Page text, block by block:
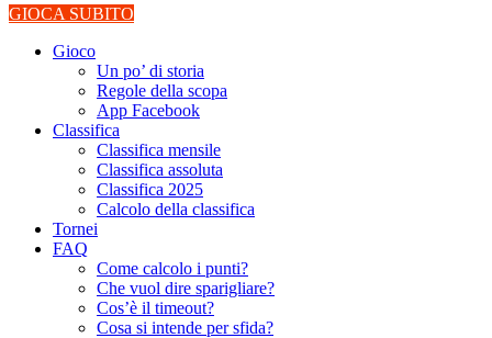
GIOCA SUBITO
Gioco
Un po’ di storia
Regole della scopa
App Facebook
Classifica
Classifica mensile
Classifica assoluta
Classifica 2025
Calcolo della classifica
Tornei
FAQ
Come calcolo i punti?
Che vuol dire sparigliare?
Cos’è il timeout?
Cosa si intende per sfida?